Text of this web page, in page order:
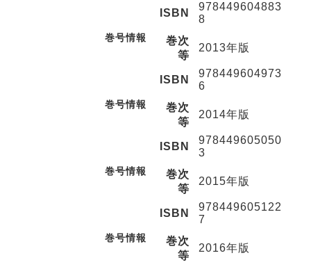
ISBN
978449604883
8
巻号情報
巻次
等
2013年版
ISBN
978449604973
6
巻号情報
巻次
等
2014年版
ISBN
978449605050
3
巻号情報
巻次
等
2015年版
ISBN
978449605122
7
巻号情報
巻次
等
2016年版